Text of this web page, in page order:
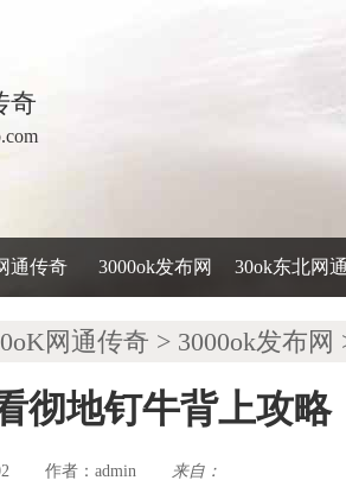
奇
通传奇 3000ok发布网 30ok东北网
网通传奇 > 3000ok发布网
彻地钉牛背上攻略
作者： admin 来自：